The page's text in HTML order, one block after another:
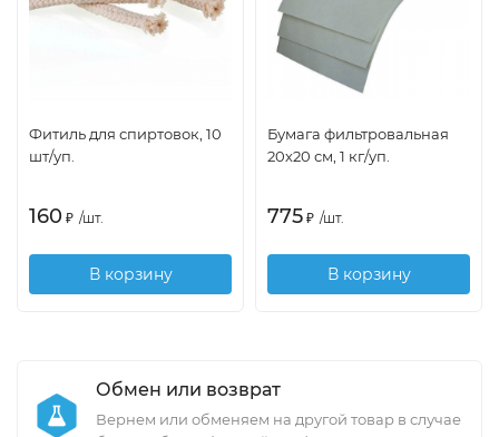
Фитиль для спиртовок, 10
шт/уп.
160 ₽ /шт.
В корзину
Бумага фильтровальная
20х20 см, 1 кг/уп.
775 ₽ /шт.
В корзину
Обмен или возврат
Вернем или обменяем на другой товар в случае